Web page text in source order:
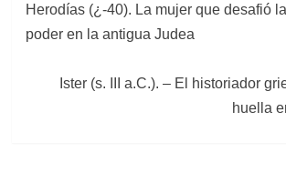
de
entradas
Herodías (¿-40). La mujer que desafió
poder en la antigua Judea
Ister (s. III a.C.). – El historiador
huella